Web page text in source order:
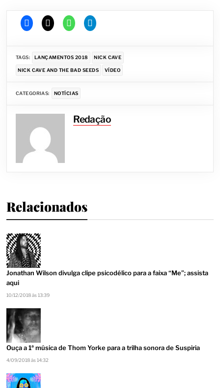
TAGS: LANÇAMENTOS 2018 NICK CAVE
NICK CAVE AND THE BAD SEEDS VÍDEO
CATEGORIAS: NOTÍCIAS
Redação
Relacionados
Jonathan Wilson divulga clipe psicodélico para a faixa “Me”; assista
aqui
10/12/2018 às 13:39
Ouça a 1ª música de Thom Yorke para a trilha sonora de Suspiria
4/09/2018 às 14:32